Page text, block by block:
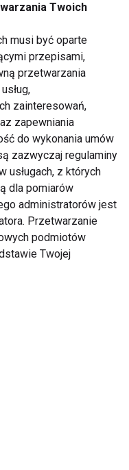
po urlopie
wraca
regeneracja
sposobów na
powrót do
Twoich
musi być oparte
przepisami,
przetwarzania
zainteresowań,
zapewniania
do wykonania umów
zazwyczaj regulaminy
usługach, z których
dla pomiarów
administratorów jest
Przetwarzanie
podmiotów
Twojej